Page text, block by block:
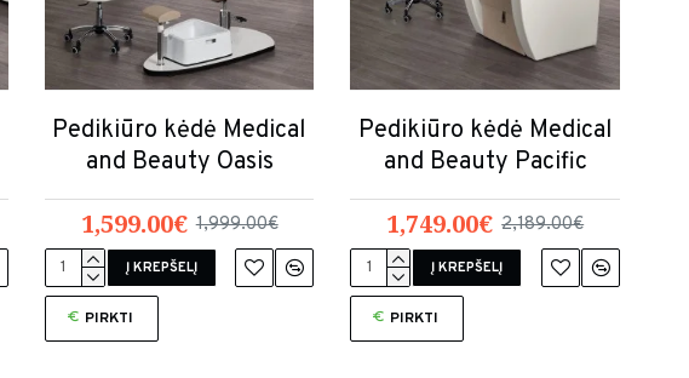
Pedikiūro kėdė Medical
and Beauty Oasis
1,599.00€ 1,999.00€
Į KREPŠELĮ
PIRKTI
Pedikiūro kėdė Medical
and Beauty Pacific
1,749.00€ 2,189.00€
Į KREPŠELĮ
PIRKTI